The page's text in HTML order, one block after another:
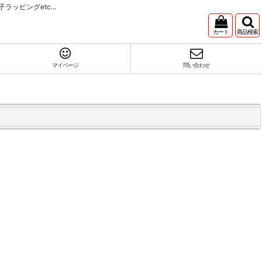
ラッピングetc...
カート 商品検索
マイページ 問い合わせ